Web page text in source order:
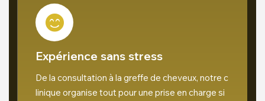
Expérience sans stress
De la consultation à la greffe de cheveux, notre c
linique organise tout pour une prise en charge si